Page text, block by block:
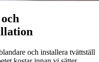
och installera tvättställ